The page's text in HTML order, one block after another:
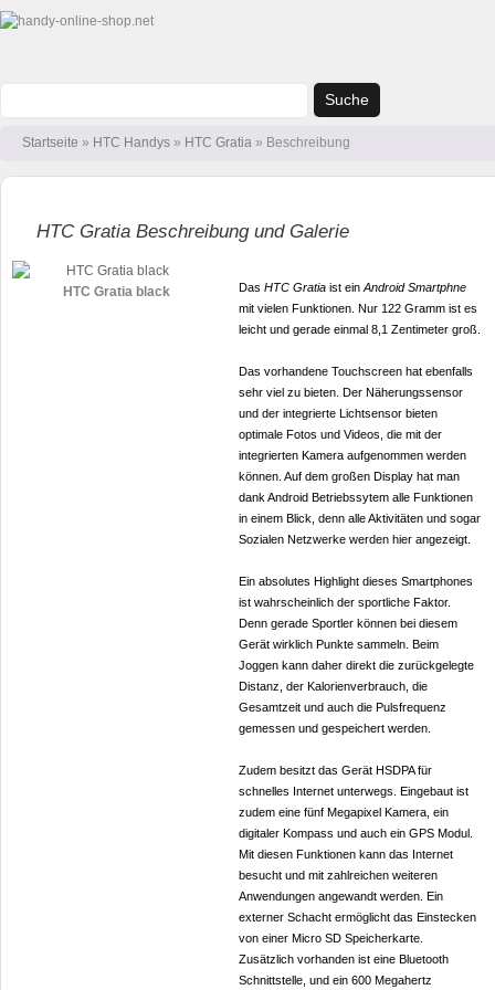
Suche
Startseite » HTC Handys » HTC Gratia » Beschreibung
HTC Gratia Beschreibung und Galerie
Das HTC Gratiaist ein Android Smartphne
mit vielen Funktionen. Nur 122 Gramm ist es
leicht und gerade einmal 8,1 Zentimeter groß.
Das vorhandene Touchscreen hat ebenfalls
sehr viel zu bieten. Der Näherungssensor
und der integrierte Lichtsensor bieten
optimale Fotos und Videos, die mit der
integrierten Kamera aufgenommen werden
können. Auf dem großen Display hat man
dank Android Betriebssytem alle Funktionen
in einem Blick, denn alle Aktivitäten und sogar
Sozialen Netzwerke werden hier angezeigt.
Ein absolutes Highlight dieses Smartphones
ist wahrscheinlich der sportliche Faktor.
Denn gerade Sportler können bei diesem
Gerät wirklich Punkte sammeln. Beim
Joggen kann daher direkt die zurückgelegte
Distanz, der Kalorienverbrauch, die
Gesamtzeit und auch die Pulsfrequenz
gemessen und gespeichert werden.
Zudem besitzt das Gerät HSDPA für
schnelles Internet unterwegs. Eingebaut ist
zudem eine fünf Megapixel Kamera, ein
digitaler Kompass und auch ein GPS Modul.
Mit diesen Funktionen kann das Internet
besucht und mit zahlreichen weiteren
Anwendungen angewandt werden. Ein
externer Schacht ermöglicht das Einstecken
von einer Micro SD Speicherkarte.
Zusätzlich vorhanden ist eine Bluetooth
Schnittstelle, und ein 600 Megahertz
HTC Gratia black